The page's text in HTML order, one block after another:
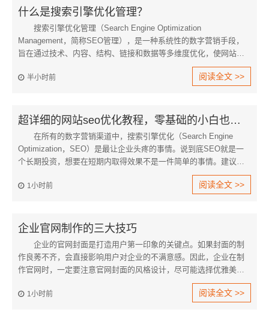
什么是搜索引擎优化管理？
搜索引擎优化管理（Search Engine Optimization
Management，简称SEO管理），是一种系统性的数字营销手段，
旨在通过技术、内容、结构、链接和数据等多维度优化，使网站在
百度、Google、Bing等搜索引擎中获得更高的自然排名，从而获得
稳定且高质量的自然流量。
阅读全文 >>
半小时前
超详细的网站seo优化教程，零基础的小白也能看懂
在所有的数字营销渠道中，搜索引擎优化（Search Engine
Optimization，SEO）是最让企业头疼的事情。说到底SEO就是一
个长期投资，想要在短期内取得效果不是一件简单的事情。建议大
家先制定简单的策略，并确保其独立站遵循推荐的页面操作来获取
更多价值。
阅读全文 >>
1小时前
企业官网制作的三大技巧
企业的官网封面是打造用户第一印象的关键点。如果封面的制
作良莠不齐，会直接影响用户对企业的不满意感。因此，企业在制
作官网时，一定要注意官网封面的风格设计，尽可能选择优雅美观
的页面设计，减少过多的企业内容介绍，只在封面上展示企业的
LOGO、口号、名称，让封面更有意义。
阅读全文 >>
1小时前